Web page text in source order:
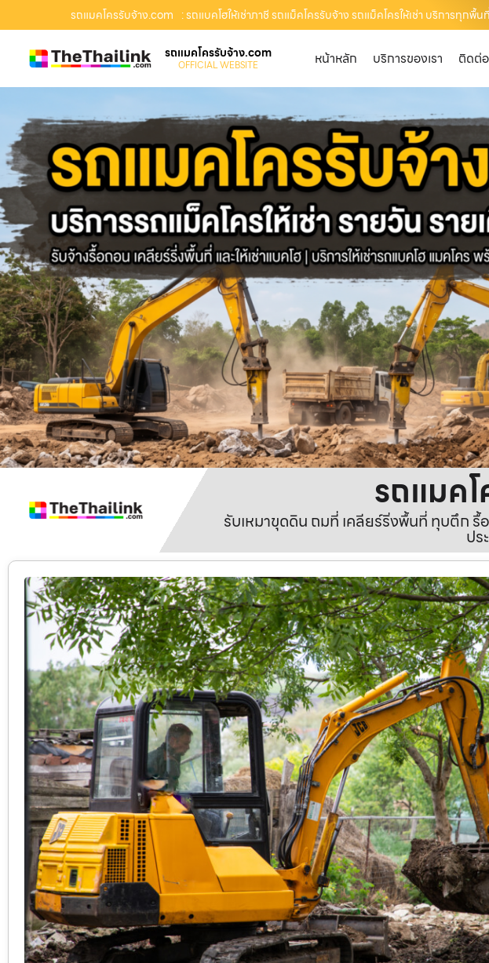
รถแมคโครรับจ้าง.com : รถแบคโฮให้เช่าภาชี รถแม็คโครรับจ้าง รถแม็คโครให้เช่า บริการทุกพื้
รถแมคโครรับจ้าง.com
OFFICIAL WEBSITE หน้าหลัก บริการของเรา ติดต่อ
รถแมค
รับเหมาขุดดิน ถมที่ เคลียร์ริ่งพื้นที่ ทุบตึก รื้
ปร